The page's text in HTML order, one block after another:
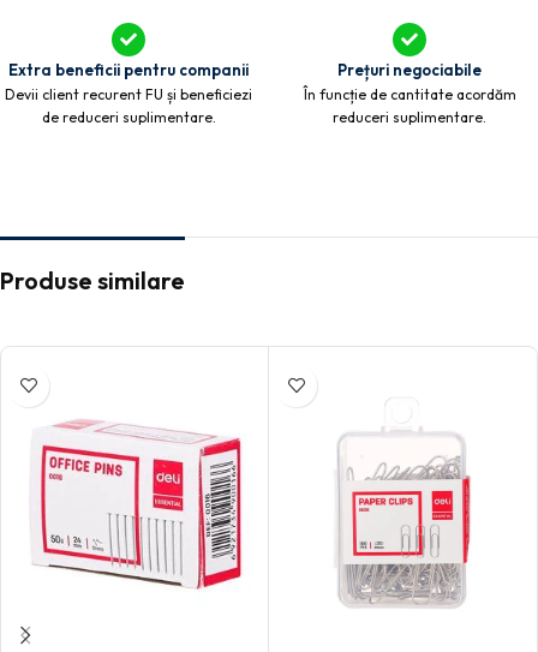
Extra beneficii pentru companii
Devii client recurent FU și beneficiezi
de reduceri suplimentare.
Prețuri negociabile
În funcție de cantitate acordăm
reduceri suplimentare.
Produse similare